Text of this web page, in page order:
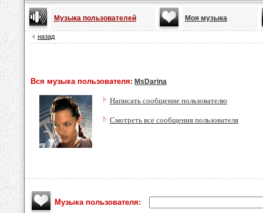
Музыка пользователей Моя музыка
назад
Вся музыка пользователя: MsDarina
Написать сообщение пользователю
Смотреть все сообщения пользователя
Музыка пользователя: